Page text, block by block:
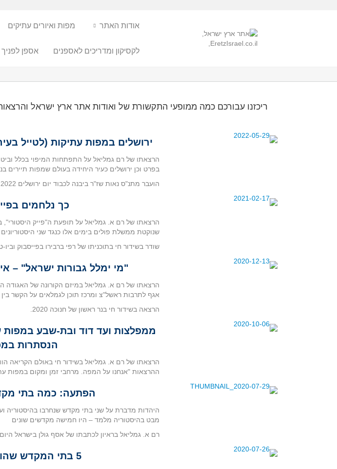
אודות האתר מפות ואיורים עתיקים
לקסיקון ומדריכים לאספנים אספן לפניך
ריכזנו עבורכם כמה ממופעי התקשורת של ואודות אתר ארץ ישראל
ירושלים במפות עתיקות (לטייל בעיר
הרצאתו של רם גמליאל על התפתחות המיפוי בכלל
בפרט וכן ירושלים כעיר היחידה בעולם שמפות תיירים בנות 352 שנים עדיין שמישות
הועבר מתנ"ס נאות שז"ר ביבנה לכבוד יום ירושלים 2022.
כך נלחמים
הרצאתו של רם א. גמליאל על תופעת ה"פייק היסטורי",
שנוקטת ממשלת פולים בימים אלו כנגד שני
שודר בשידור חי בתוכניתו של רפי ברבירו בפייסבוק וביו-
"מי ימלל גבורות ישראל" –
הרצאתו של רם א. גמליאל במיזם הקורונה של האגודה
אגף לתרבות ראשל"צ ומרכז תוכן לגמלאים על הקשר בין
הרצאה בשידור חי בנר ראשון של חנוכה 2020.
ממפלצות ועד דוד ובת-שבע במפות
הנסתרות
הרצאתו של רם א. גמליאל בשידור חי באולם הקריאה
ההרצאות "אנחנו על המפה. מרחבי זמן ומקום במפות
הפתעה: כמה בתי
היהדות מדברת על שני בתי מקדש שנחרבו בהיסטוריה
מבט בהיסטוריה מלמד – היו חמישה מקדשים שונים
רם א. גמליאל בראיון לכתבתו של אסף גולן בישראל היום
5 בתי המקדש שהוקמו על הר הבית